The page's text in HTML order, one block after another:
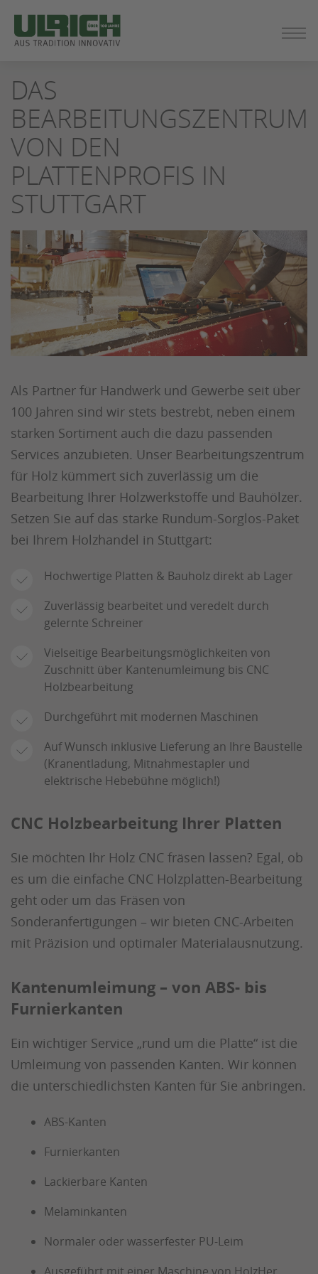
SEITENINHALT
SPRINGEN
DAS
BEARBEITUNGSZENTRUM
VON DEN
PLATTENPROFIS IN
STUTTGART
Als Partner für Handwerk und Gewerbe seit über
100 Jahren sind wir stets bestrebt, neben einem
starken Sortiment auch die dazu passenden
Services anzubieten. Unser Bearbeitungszentrum
für Holz kümmert sich zuverlässig um die
Bearbeitung Ihrer Holzwerkstoffe und Bauhölzer.
Setzen Sie auf das starke Rundum-Sorglos-Paket
bei Ihrem Holzhandel in Stuttgart:
Hochwertige Platten & Bauholz direkt ab Lager
Zuverlässig bearbeitet und veredelt durch
gelernte Schreiner
Vielseitige Bearbeitungsmöglichkeiten von
Zuschnitt über Kantenumleimung bis CNC
Holzbearbeitung
Durchgeführt mit modernen Maschinen
Auf Wunsch inklusive Lieferung an Ihre Baustelle
(Kranentladung, Mitnahmestapler und
elektrische Hebebühne möglich!)
CNC Holzbearbeitung Ihrer Platten
Sie möchten Ihr Holz CNC fräsen lassen? Egal, ob
es um die einfache CNC Holzplatten-Bearbeitung
geht oder um das Fräsen von
Sonderanfertigungen – wir bieten CNC-Arbeiten
mit Präzision und optimaler Materialausnutzung.
Kantenumleimung – von ABS- bis
Furnierkanten
Ein wichtiger Service „rund um die Platte“ ist die
Umleimung von passenden Kanten. Wir können
die unterschiedlichsten Kanten für Sie anbringen.
ABS-Kanten
Furnierkanten
Lackierbare Kanten
Melaminkanten
Normaler oder wasserfester PU-Leim